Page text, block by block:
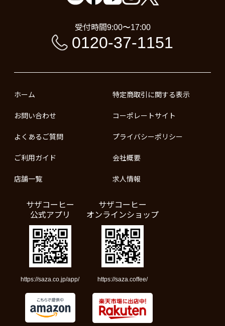
受付時間9:00〜17:00
0120-37-1151
ホーム
お問い合わせ
よくあるご質問
ご利用ガイド
店舗一覧
特定商取引に関する表示
コーポレートサイト
プライバシーポリシー
会社概要
求人情報
サザコーヒー
公式アプリ
https://saza.co.jp/app/
サザコーヒー
オンラインショップ
https://saza.coffee/